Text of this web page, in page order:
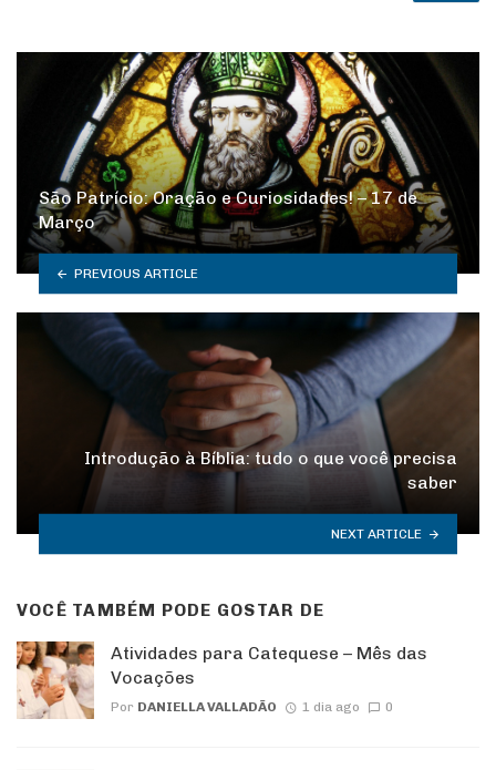
São Patrício: Oração e Curiosidades! – 17 de
Março
PREVIOUS ARTICLE
Introdução à Bíblia: tudo o que você precisa
saber
NEXT ARTICLE
VOCÊ TAMBÉM PODE GOSTAR DE
Atividades para Catequese – Mês das
Vocações
Por DANIELLA VALLADÃO 1 dia ago 0